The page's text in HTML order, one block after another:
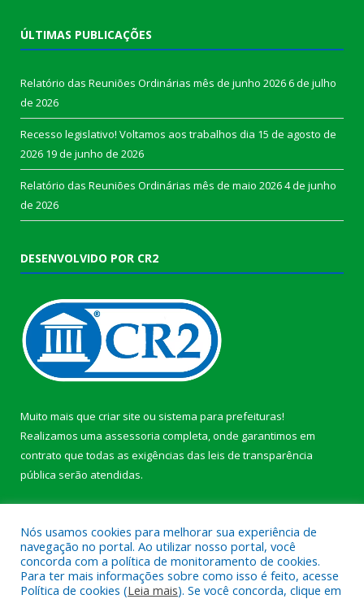
ÚLTIMAS PUBLICAÇÕES
Relatório das Reuniões Ordinárias mês de junho 20266 de julho
de 2026
Recesso legislativo! Voltamos aos trabalhos dia 15 de agosto de
2026 19 de junho de 2026
Relatório das Reuniões Ordinárias mês de maio 20264 de junho
de 2026
DESENVOLVIDO POR CR2
Muito mais que criar site ou sistema para prefeituras!
Realizamos uma assessoria completa, onde garantimos em
contrato que todas as exigências das leis de transparência
pública serão atendidas.
Nós usamos cookies para melhorar sua experiência de
navegação no portal. Ao utilizar nosso portal, você
concorda com a política de monitoramento de cookies.
Para ter mais informações sobre como isso é feito, acesse
Política de cookies (Leia mais). Se você concorda, clique em